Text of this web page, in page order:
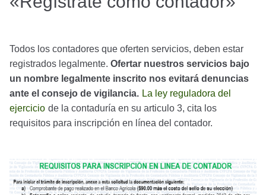
Todos los contadores que oferten servicios, deben estar
registrados legalmente. Ofertar nuestros servicios bajo
un nombre legalmente inscrito nos evitará denuncias
ante el consejo de vigilancia. La ley reguladora del
ejercicio de la contaduría en su articulo 3, cita los
requisitos para inscripción en línea del contador.